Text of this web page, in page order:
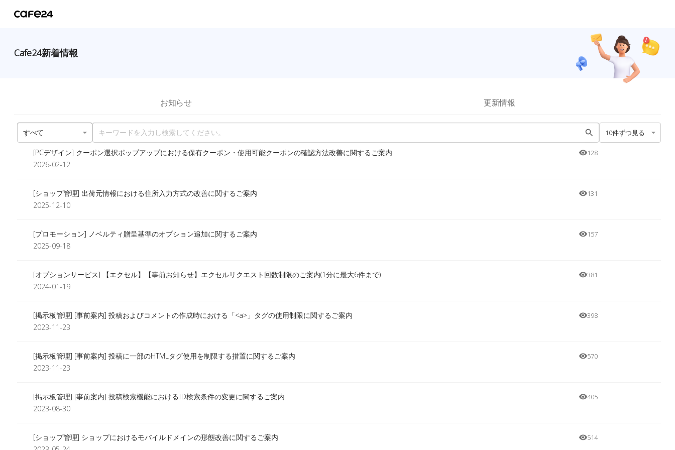
Cafe24新着情報
お知らせ 更新情報
10件ずつ見る
[PCデザイン] クーポン選択ポップアップにおける保有クーポン・使用可能クーポンの確認方法改善に関するご案内 128
2026-02-12
[ショップ管理] 出荷元情報における住所入力方式の改善に関するご案内 131
2025-12-10
[プロモーション] ノベルティ贈呈基準のオプション追加に関するご案内 157
2025-09-18
[オプションサービス] 【エクセル】【事前お知らせ】エクセルリクエスト回数制限のご案内(1分に最大6件まで) 381
2024-01-19
[掲示板管理] [事前案内] 投稿およびコメントの作成時における「<a>」タグの使用制限に関するご案内 398
2023-11-23
[掲示板管理] [事前案内] 投稿に一部のHTMLタグ使用を制限する措置に関するご案内 570
2023-11-23
[掲示板管理] [事前案内] 投稿検索機能におけるID検索条件の変更に関するご案内 405
2023-08-30
[ショップ管理] ショップにおけるモバイルドメインの形態改善に関するご案内 514